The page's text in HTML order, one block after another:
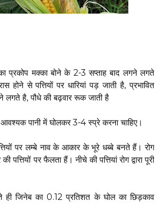
प्रकोप मक्का बोने के 2-3 सप्ताह बाद लगने लगते
होने से पत्तियों पर धारियां पड़ जाती है, प्रभावित
है, पौधे की बढ़वार रूक जाती है
पानी में घोलकर 3-4 स्प्रे करना चाहिए।
पर लम्बे नाव के आकार के भूरे धब्बे बनते हैं। रोग
पत्तियों पर फैलता हैं। नीचे की पत्तियां रोग द्वारा पूरी
ही जिनेब का 0.12 प्रतिशत के घोल का छिड़काव